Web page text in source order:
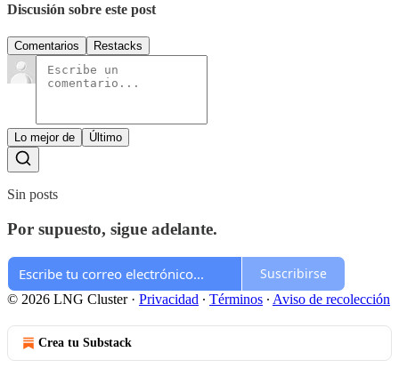
Discusión sobre este post
Comentarios Restacks
Lo mejor de Último
Sin posts
Por supuesto, sigue adelante.
Suscribirse
© 2026 LNG Cluster· Privacidad ∙ Términos ∙ Aviso de recolección
Crea tu Substack